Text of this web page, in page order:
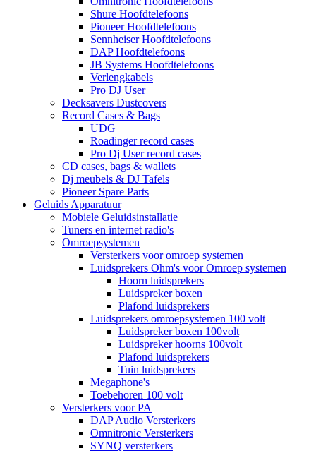
Shure Hoofdtelefoons
Pioneer Hoofdtelefoons
Sennheiser Hoofdtelefoons
DAP Hoofdtelefoons
JB Systems Hoofdtelefoons
Verlengkabels
Pro DJ User
Decksavers Dustcovers
Record Cases & Bags
UDG
Roadinger record cases
Pro Dj User record cases
CD cases, bags & wallets
Dj meubels & DJ Tafels
Pioneer Spare Parts
Geluids Apparatuur
Mobiele Geluidsinstallatie
Tuners en internet radio's
Omroepsystemen
Versterkers voor omroep systemen
Luidsprekers Ohm's voor Omroep systemen
Hoorn luidsprekers
Luidspreker boxen
Plafond luidsprekers
Luidsprekers omroepsystemen 100 volt
Luidspreker boxen 100volt
Luidspreker hoorns 100volt
Plafond luidsprekers
Tuin luidsprekers
Megaphone's
Toebehoren 100 volt
Versterkers voor PA
DAP Audio Versterkers
Omnitronic Versterkers
SYNQ versterkers